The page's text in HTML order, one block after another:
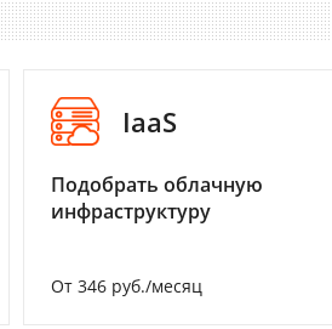
IaaS
Подобрать облачную
инфраструктуру
От 346 руб./месяц